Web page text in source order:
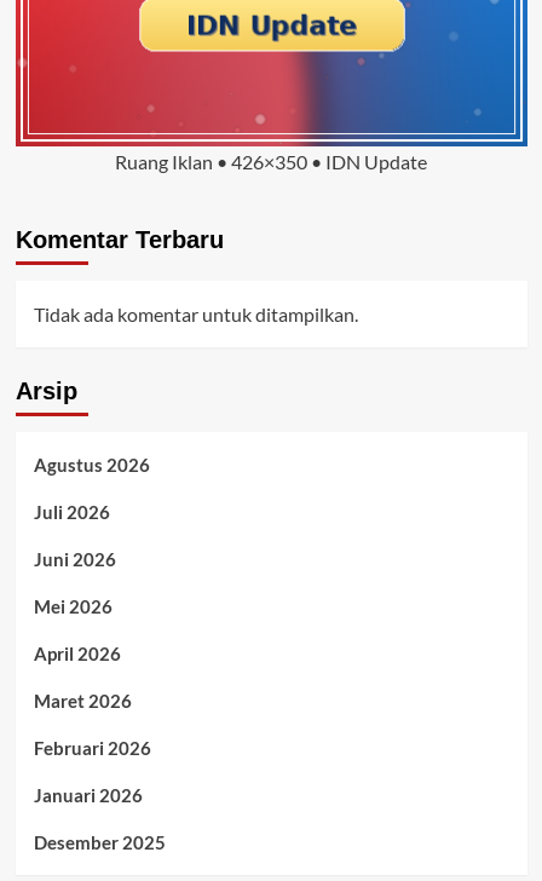
Ruang Iklan • 426×350 • IDN Update
Komentar Terbaru
Tidak ada komentar untuk ditampilkan.
Arsip
Agustus 2026
Juli 2026
Juni 2026
Mei 2026
April 2026
Maret 2026
Februari 2026
Januari 2026
Desember 2025